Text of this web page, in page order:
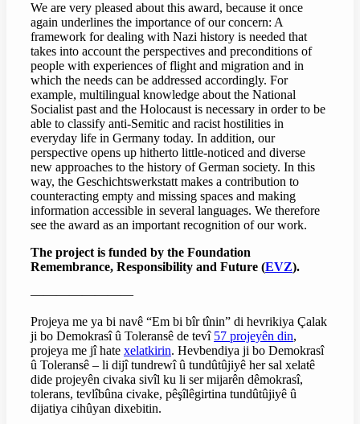
We are very pleased about this award, because it once
again underlines the importance of our concern: A
framework for dealing with Nazi history is needed that
takes into account the perspectives and preconditions of
people with experiences of flight and migration and in
which the needs can be addressed accordingly. For
example, multilingual knowledge about the National
Socialist past and the Holocaust is necessary in order to be
able to classify anti-Semitic and racist hostilities in
everyday life in Germany today. In addition, our
perspective opens up hitherto little-noticed and diverse
new approaches to the history of German society. In this
way, the Geschichtswerkstatt makes a contribution to
counteracting empty and missing spaces and making
information accessible in several languages. We therefore
see the award as an important recognition of our work.
The project is funded by the Foundation
Remembrance, Responsibility and Future (EVZ).
————————
Projeya me ya bi navê “Em bi bîr tînin” di hevrikiya Çalak
ji bo Demokrasî û Toleransê de tevî 57 projeyên din,
projeya me jî hate xelatkirin. Hevbendiya ji bo Demokrasî
û Toleransê – li dijî tundrewî û tundûtûjiyê her sal xelatê
dide projeyên civaka sivîl ku li ser mijarên dêmokrasî,
tolerans, tevlîbûna civake, pêşîlêgirtina tundûtûjiyê û
dijatiya cihûyan dixebitin.